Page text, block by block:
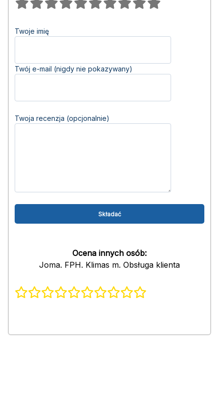
Twoje imię
Twój e-mail (nigdy nie pokazywany)
Twoja recenzja (opcjonalnie)
Ocena innych osób:
Joma. FPH. Klimas m. Obsługa klienta